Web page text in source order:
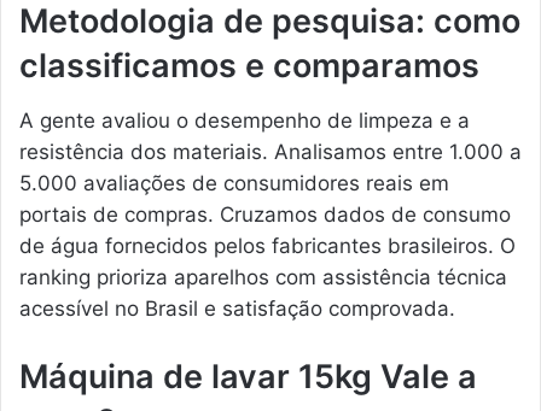
Metodologia de pesquisa: como
classificamos e comparamos
A gente avaliou o desempenho de limpeza e a
resistência dos materiais. Analisamos entre 1.000 a
5.000 avaliações de consumidores reais em
portais de compras. Cruzamos dados de consumo
de água fornecidos pelos fabricantes brasileiros. O
ranking prioriza aparelhos com assistência técnica
acessível no Brasil e satisfação comprovada.
Máquina de lavar 15kg Vale a